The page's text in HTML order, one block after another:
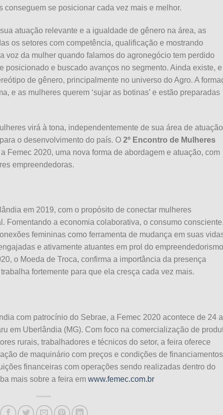
conseguem se posicionar cada vez mais e melhor.
atuação relevante e a igualdade de gênero na área, as
os setores com competência, qualificação e mostrando
voz da mulher quando falamos do agronegócio tem perdido
posicionado e buscado avanços no segmento. Ainda existe,
de gênero, principalmente no universo do Agro. A
e as mulheres querem ‘sujar as botinas’ e estão preparadas
virá à tona, independentemente de sua área de
o desenvolvimento do país. O 2º Encontro de Mulheres
Femec 2020, uma nova forma de abordagem e atuação, com
empreendedoras.
em 2019, com o propósito de conectar mulheres
Fomentando a economia colaborativa, o consumo
femininas como ferramenta de mudança em suas
e ativamente atuantes em prol do empreendedorismo
o Moeda de Troca, confirma a importância da presença
fortemente para que ela cresça cada vez mais.
com patrocínio do Sebrae, a Femec 2020 acontece de 24
em Uberlândia (MG). Com foco na comercialização de
rurais, trabalhadores e técnicos do setor, a feira oferece
de maquinário com preços e condições de financiamentos
financeiras com operações sendo realizadas dentro do
mais sobre a feira em www.femec.com.br